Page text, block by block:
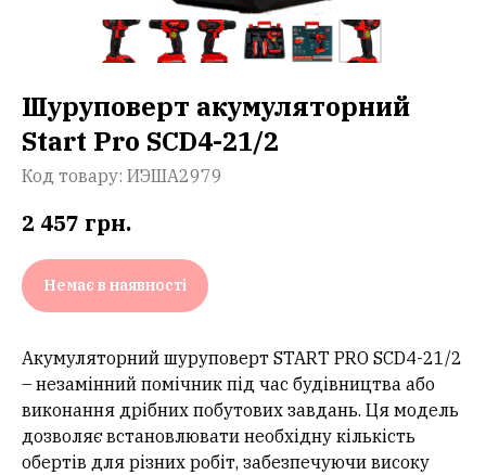
Шуруповерт акумуляторний
Start Pro SCD4-21/2
Код товару: ИЭША2979
2 457 грн.
Немає в наявності
Акумуляторний шуруповерт START PRO SCD4-21/2
– незамінний помічник під час будівництва або
виконання дрібних побутових завдань. Ця модель
дозволяє встановлювати необхідну кількість
обертів для різних робіт, забезпечуючи високу